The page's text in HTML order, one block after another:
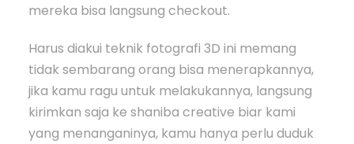
mereka bisa langsung checkout.
Harus diakui teknik fotografi 3D ini memang
tidak sembarang orang bisa menerapkannya,
jika kamu ragu untuk melakukannya, langsung
kirimkan saja ke shaniba creative biar kami
yang menanganinya, kamu hanya perlu duduk